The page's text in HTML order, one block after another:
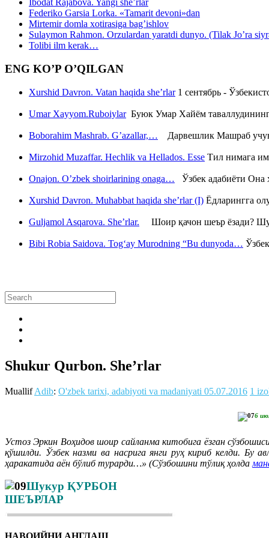
Ibodat Rajabova. Yangi she’rlar
Federiko Garsia Lorka. «Tamarit devoni»dan
Mirtemir domla xotirasiga bag’ishlov
Sulaymon Rahmon. Orzulardan yaratdi dunyo. (Tilak Jo’ra
Tolibi ilm kerak…
ENG KO’P O’QILGAN
Xurshid Davron. Vatan haqida she’rlar1 сентябрь -
Umar Xayyom.RuboiylarБуюк Умар Хайём таваллудининг
Boborahim Mashrab. G’azallar,… Дарвешлик Машраб
Mirzohid Muzaffar. Hechlik va Hellados. Esse Тил нимага
Onajon. O’zbek shoirlarining onaga… Ўзбек адабиёти Она
Xurshid Davron. Muhabbat haqida she’rlar (I) Ёдларингга
Guljamol Asqarova. She’rlar. Шоир қачон шеър ёзади? Шу
Bibi Robia Saidova. Tog‘ay Murodning “Bu dunyoda…
Shukur Qurbon. She’rlar
MuallifAdib: O'zbek tarixi, adabiyoti va madaniyati 05.07.2016 1
6
Устоз Эркин Воҳидов шоир сайланма китобига ёзган
қўшилди. Ўзбек назми ва насрига янги руҳ кириб келди.
ҳаракатида аён бўлиб турарди…» (Сўзбошини тўлиқ ҳолда
Шукур ҚУРБОН
ШЕЪРЛАР
НАВОИЙНИ АНГЛАШ